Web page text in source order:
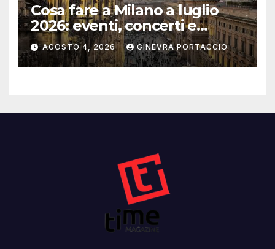
Cosa fare a Milano a luglio
2026: eventi, concerti e
mostre
AGOSTO 4, 2026 GINEVRA PORTACCIO